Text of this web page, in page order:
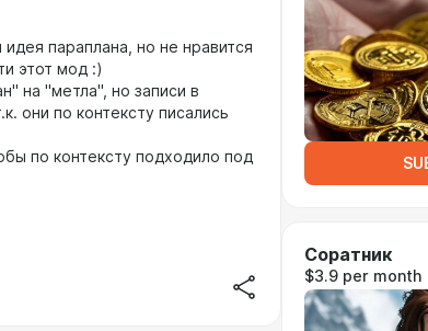
параплана, но не нравится
этот мод :)
на "метла", но записи в
они по контексту писались
по контексту подходило под
Соратник
$3.9 per month